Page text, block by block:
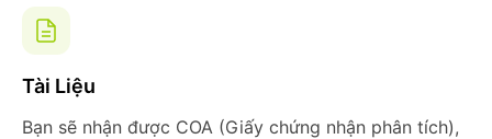
Tài Liệu
Bạn sẽ nhận được COA (Giấy chứng nhận phân tích),